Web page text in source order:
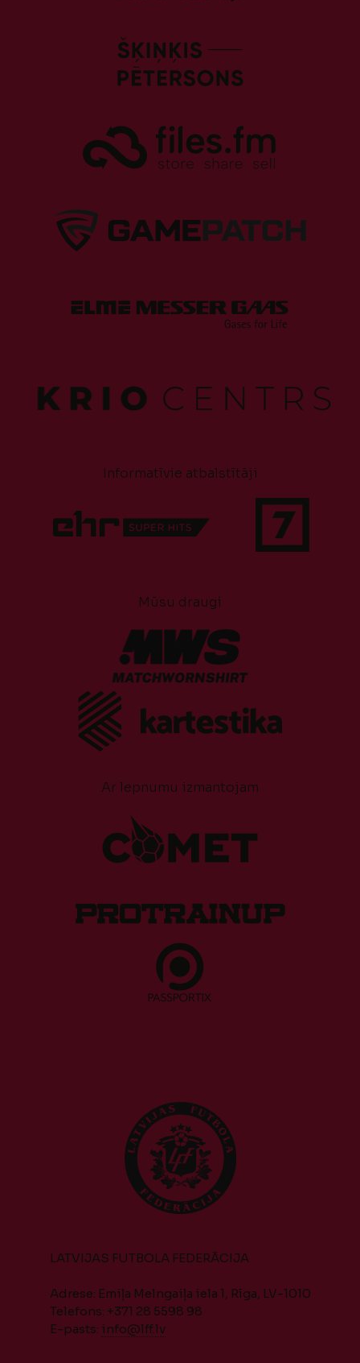
Informatīvie atbalstītāji
Mūsu draugi
Ar lepnumu izmantojam
LATVIJAS FUTBOLA FEDERĀCIJA
Adrese: Emiļa Melngaiļa iela 1, Rīga, LV-1010
Telefons: +371 28 5598 98
E-pasts: info@lff.lv